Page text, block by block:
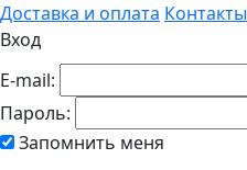
Доставка и оплата Контакты
Вход
E-mail:
Пароль:
Запомнить меня